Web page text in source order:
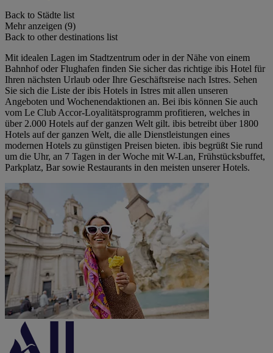
Back to Städte list
Mehr anzeigen (9)
Back to other destinations list
Mit idealen Lagen im Stadtzentrum oder in der Nähe von einem
Bahnhof oder Flughafen finden Sie sicher das richtige ibis Hotel für
Ihren nächsten Urlaub oder Ihre Geschäftsreise nach Istres. Sehen
Sie sich die Liste der ibis Hotels in Istres mit allen unseren
Angeboten und Wochenendaktionen an. Bei ibis können Sie auch
vom Le Club Accor-Loyalitätsprogramm profitieren, welches in
über 2.000 Hotels auf der ganzen Welt gilt. ibis betreibt über 1800
Hotels auf der ganzen Welt, die alle Dienstleistungen eines
modernen Hotels zu günstigen Preisen bieten. ibis begrüßt Sie rund
um die Uhr, an 7 Tagen in der Woche mit W-Lan, Frühstücksbuffet,
Parkplatz, Bar sowie Restaurants in den meisten unserer Hotels.